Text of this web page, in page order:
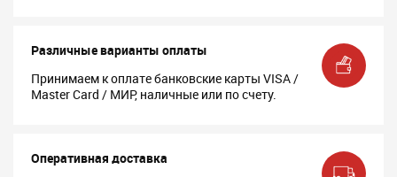
Различные варианты оплаты
Принимаем к оплате банковские карты VISA /
Master Card / МИР, наличные или по счету.
Оперативная доставка